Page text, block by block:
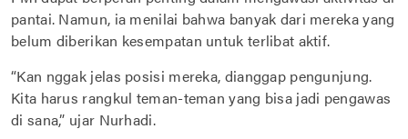
pantai. Namun, ia menilai bahwa banyak dari mereka yang
belum diberikan kesempatan untuk terlibat aktif.
“Kan nggak jelas posisi mereka, dianggap pengunjung.
Kita harus rangkul teman-teman yang bisa jadi pengawas
di sana,” ujar Nurhadi.